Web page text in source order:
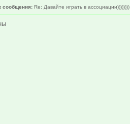
сообщения: Re: Давайте играть в ассоциации))))))))